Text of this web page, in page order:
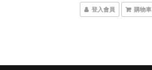
登入會員 購物車